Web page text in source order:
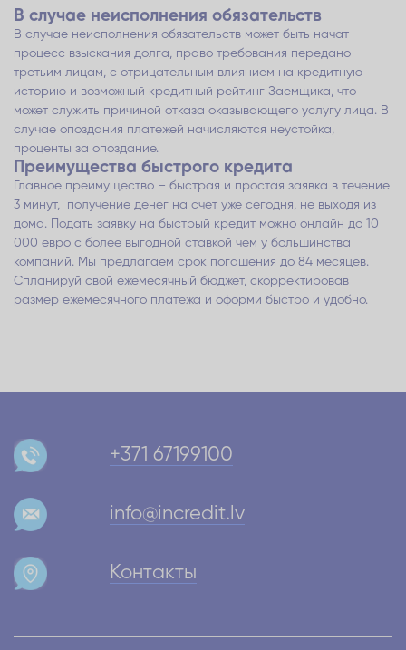
В случае неисполнения обязательств
В случае неисполнения обязательств может быть начат
процесс взыскания долга, право требования передано
третьим лицам, с отрицательным влиянием на кредитную
историю и возможный кредитный рейтинг Заемщика, что
может служить причиной отказа оказывающего услугу лица. В
случае опоздания платежей начисляются неустойка,
проценты за опоздание.
Преимущества быстрого кредита
Главное преимущество – быстрая и простая заявка в течение
3 минут, получение денег на счет уже сегодня, не выходя из
дома. Подать заявку на быстрый кредит можно онлайн до 10
000 евро с более выгодной ставкой чем у большинства
компаний. Мы предлагаем срок погашения до 84 месяцев.
Спланируй свой ежемесячный бюджет, скорректировав
размер ежемесячного платежа и оформи быстро и удобно.
+371 67199100
info@incredit.lv
Контакты